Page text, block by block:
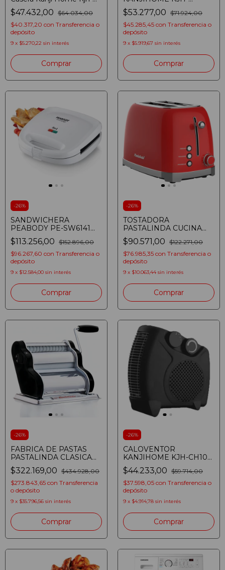
mp01 Acero Inoxidab
Kanji
$47.432,00 $64.034,00
$40.317,20 con Transferencia o
depósito
9 x $5.270,22 sin interés
SM1400DEC01 4 EN 1
1400W PAELLERA
$53.277,00 $71.924,00
$45.285,45 con Transferencia o
depósito
9 x $5.919,67 sin interés
Comprar
-26%
SANDWICHERA
PEABODY PE-SW6141
700W 5 EN 1 WAFLERA
PLANCGA GRILL
OMELETTES
$113.256,00 $152.896,00
$96.267,60 con Transferencia o
depósito
9 x $12.584,00 sin interés
Comprar
-26%
TOSTADORA
PASTALINDA CUCINA
TOSTAPANE ROJA
$90.571,00 $122.271,00
$76.985,35 con Transferencia o
depósito
9 x $10.063,44 sin interés
Comprar
-26%
FABRICA DE PASTAS
PASTALINDA CLASICA
200 NEGRA
$322.169,00 $434.928,00
$273.843,65 con Transferencia
o depósito
9 x $35.796,56 sin interés
-26%
CALOVENTOR
KANJIHOME KJH-CH106
VERTICAL NEGRO
(81073701146849)
$44.233,00 $59.714,00
$37.598,05 con Transferencia o
depósito
9 x $4.914,78 sin interés
Comprar